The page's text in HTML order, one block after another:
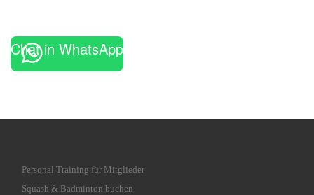
Chat in WhatsApp
Personal Training für Mitglieder
Squash & Badminton buchen